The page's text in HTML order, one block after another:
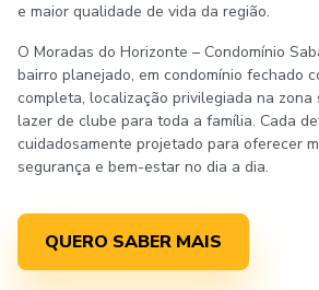
e maior qualidade de vida da região.
O Moradas do Horizonte – Condomínio
bairro planejado, em condomínio fechado
completa, localização privilegiada na zona
lazer de clube para toda a família. Cada
cuidadosamente projetado para oferecer
segurança e bem-estar no dia a dia.
QUERO SABER MAIS